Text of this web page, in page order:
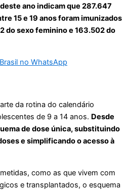
ano indicam que 287.647
15 e 19 anos foram imunizados
do sexo feminino e 163.502 do
no WhatsApp
da rotina do calendário
de 9 a 14 anos. Desde
de dose única, substituindo
e simplificando o acesso à
como as que vivem com
e transplantados, o esquema